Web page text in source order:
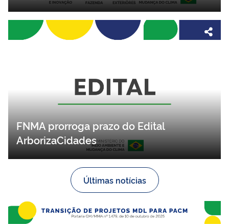
FNMA prorroga prazo do Edital
ArborizaCidades
Últimas notícias